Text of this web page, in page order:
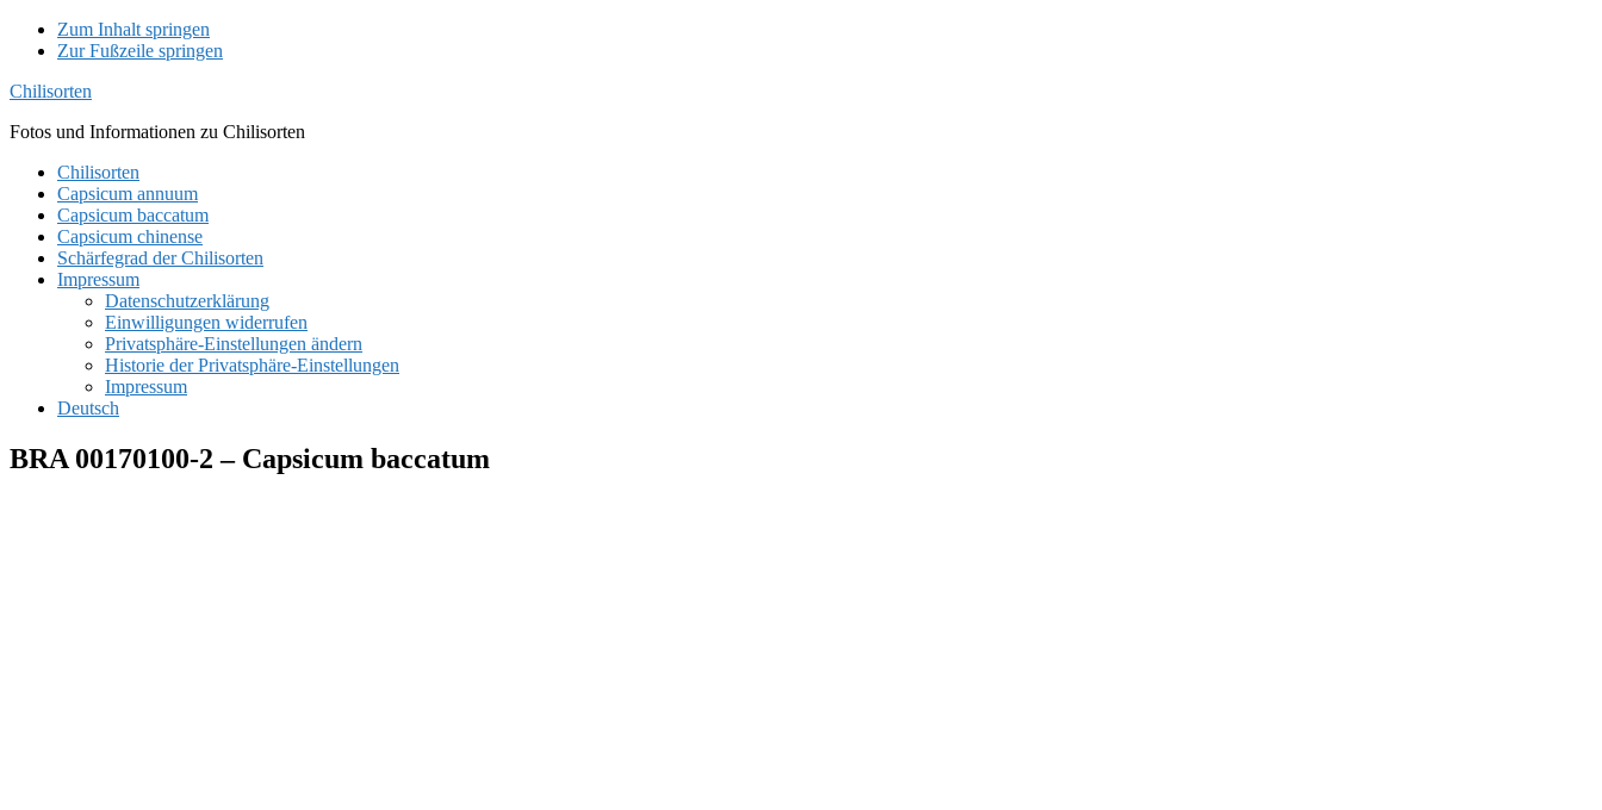
Zum Inhalt springen
Zur Fußzeile springen
Chilisorten
Fotos und Informationen zu Chilisorten
Chilisorten
Capsicum annuum
Capsicum baccatum
Capsicum chinense
Schärfegrad der Chilisorten
Impressum
Datenschutzerklärung
Einwilligungen widerrufen
Privatsphäre-Einstellungen ändern
Historie der Privatsphäre-Einstellungen
Impressum
Deutsch
BRA 00170100-2 – Capsicum baccatum